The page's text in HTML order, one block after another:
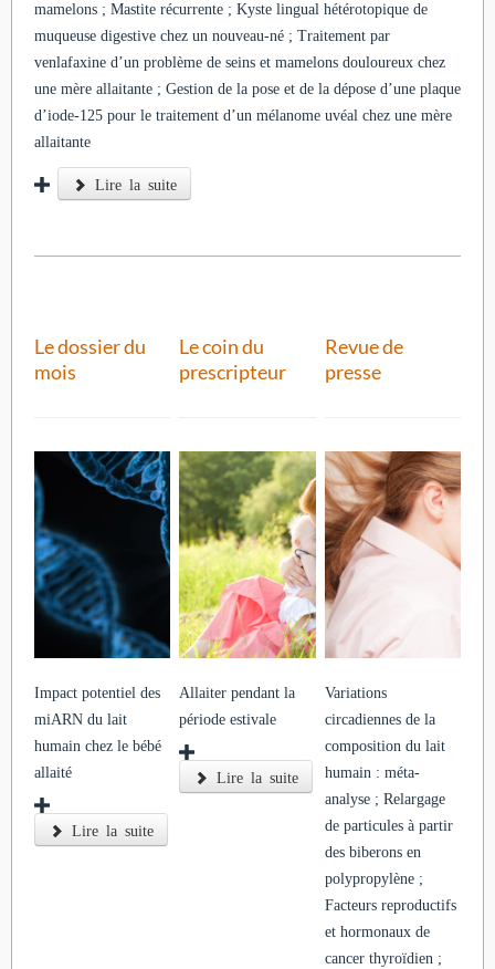
mamelons ; Mastite récurrente ; Kyste lingual hétérotopique de
muqueuse digestive chez un nouveau-né ; Traitement par
venlafaxine d’un problème de seins et mamelons douloureux chez
une mère allaitante ; Gestion de la pose et de la dépose d’une plaque
d’iode-125 pour le traitement d’un mélanome uvéal chez une mère
allaitante
Lire la suite
Le dossier du
mois
Impact potentiel des
miARN du lait
humain chez le bébé
allaité
Lire la suite
Le coin du
prescripteur
Allaiter pendant la
période estivale
Lire la suite
Revue de
presse
Variations
circadiennes de la
composition du lait
humain : méta-
analyse ; Relargage
de particules à partir
des biberons en
polypropylène ;
Facteurs reproductifs
et hormonaux de
cancer thyroïdien ;